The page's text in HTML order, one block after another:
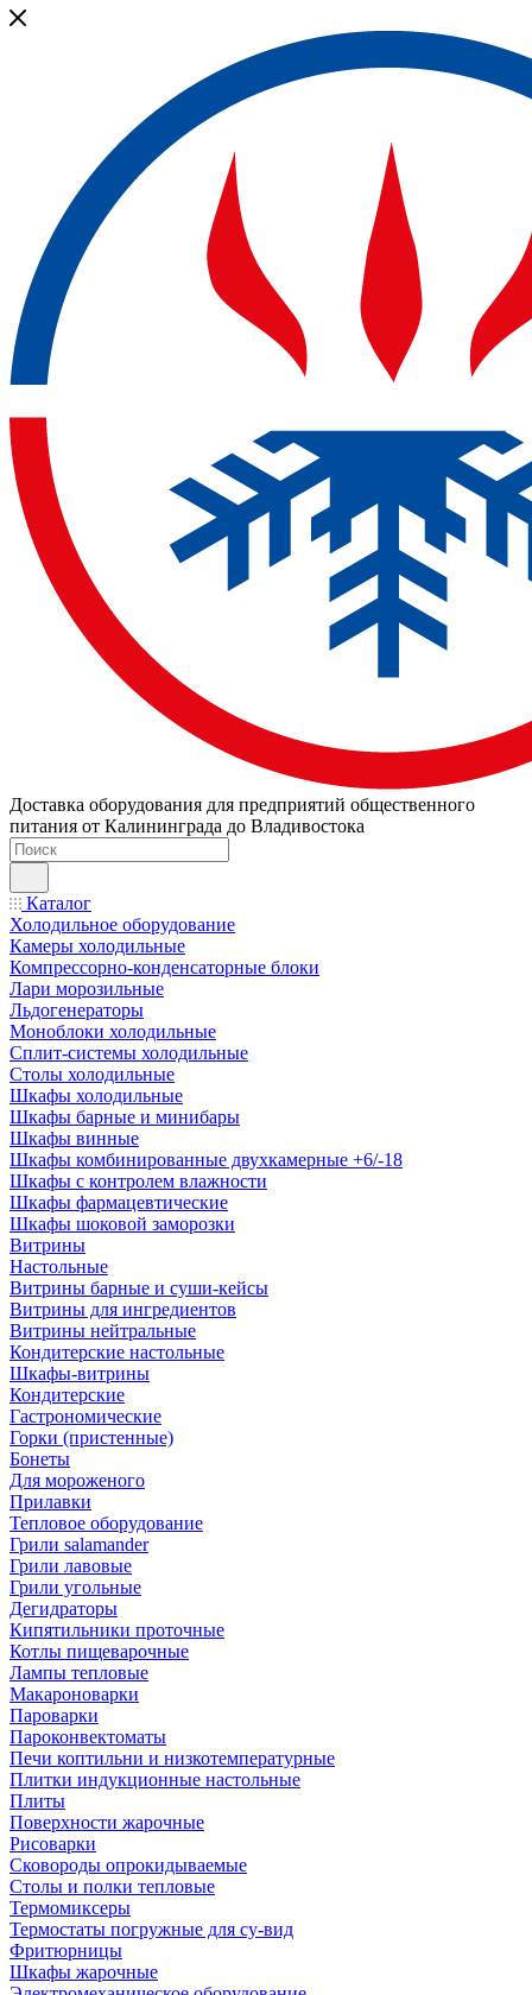
Доставка оборудования для предприятий общественного
питания от Калининграда до Владивостока
Каталог
Холодильное оборудование
Камеры холодильные
Компрессорно-конденсаторные блоки
Лари морозильные
Льдогенераторы
Моноблоки холодильные
Сплит-системы холодильные
Столы холодильные
Шкафы холодильные
Шкафы барные и минибары
Шкафы винные
Шкафы комбинированные двухкамерные +6/-18
Шкафы с контролем влажности
Шкафы фармацевтические
Шкафы шоковой заморозки
Витрины
Настольные
Витрины барные и суши-кейсы
Витрины для ингредиентов
Витрины нейтральные
Кондитерские настольные
Шкафы-витрины
Кондитерские
Гастрономические
Горки (пристенные)
Бонеты
Для мороженого
Прилавки
Тепловое оборудование
Грили salamander
Грили лавовые
Грили угольные
Дегидраторы
Кипятильники проточные
Котлы пищеварочные
Лампы тепловые
Макароноварки
Пароварки
Пароконвектоматы
Печи коптильни и низкотемпературные
Плитки индукционные настольные
Плиты
Поверхности жарочные
Рисоварки
Сковороды опрокидываемые
Столы и полки тепловые
Термомиксеры
Термостаты погружные для су-вид
Фритюрницы
Шкафы жарочные